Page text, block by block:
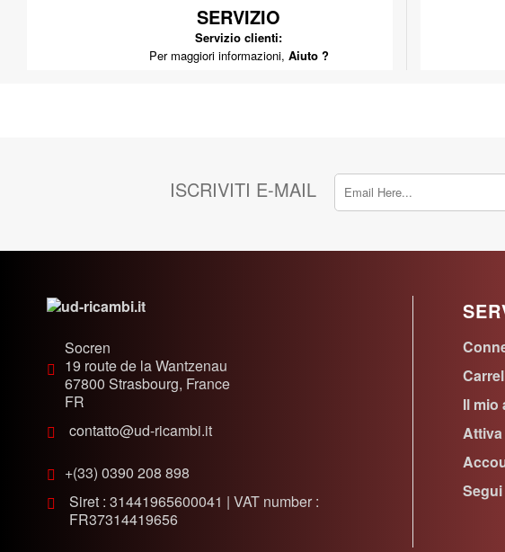
SERVIZIO
Servizio clienti:
Per maggiori informazioni, Aiuto ?
ISCRIVITI E-MAIL
Socren
19 route de la Wantzenau
67800 Strasbourg, France
FR
contatto@ud-ricambi.it
+(33) 0390 208 898
Siret : 31441965600041 | VAT number :
FR37314419656
Il mio